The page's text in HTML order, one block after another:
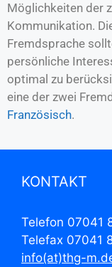
Möglichkeiten der
Kommunikation.
Fremdsprache
persönliche
optimal zu
eine der zwei
Französisch.
KONTAKT
Telefon 07041
Telefax 07041
info(at)thg-